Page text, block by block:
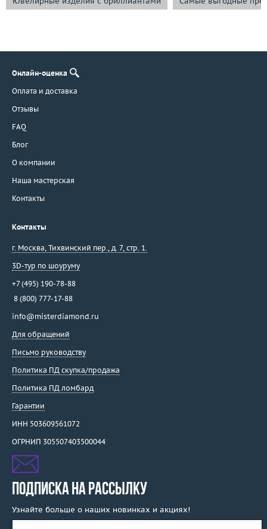
Онлайн-оценка
Оплата и доставка
Отзывы
FAQ
Блог
О компании
Наша мастерская
Контакты
Контакты
г. Москва, Тихвинский пер., д. 7, стр. 1.
3D-тур по шоуруму
+7 (495) 190-78-88
8 (800) 777-17-88
info@misterdiamond.ru
Для обращений
Письмо руководству
Политика ПД скупка/продажа
Политика ПД ломбард
Гарантии
ИНН 503609561072
ОГРНИП 305507403500044
ПОДПИСКА НА РАССЫЛКУ
Узнайте больше о наших новинках и акциях!